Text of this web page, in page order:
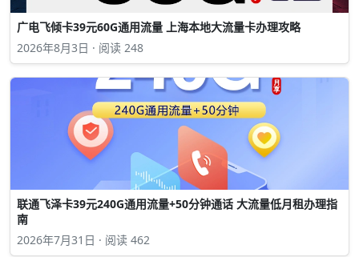
广电飞倾卡39元60G通用流量 上海本地大流量卡办理攻略
2026年8月3日 · 阅读 248
联通飞泽卡39元240G通用流量+50分钟通话 大流量低月租办理指
南
2026年7月31日 · 阅读 462